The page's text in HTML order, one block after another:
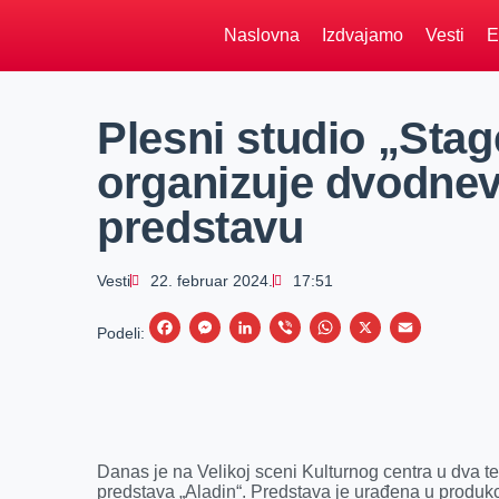
Naslovna Izdvajamo Vesti
Plesni studio
organizuje
predstavu
Vesti 22. februar 2024. 17:51
Podeli:
F
o
M
n
L
d
V
W
A
X
Danas je na Velikoj sceni Kulturnog centra u dva
predstava „Aladin“. Predstava je urađena u